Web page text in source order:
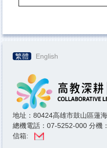
繁體
English
地址：80424高雄市鼓山區蓮
總機電話：07-5252-000 分機
信箱: